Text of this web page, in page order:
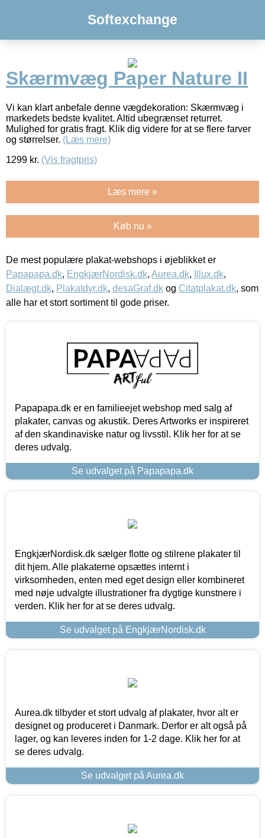
Softexchange
Skærmvæg Paper Nature II
Vi kan klart anbefale denne vægdekoration: Skærmvæg i
markedets bedste kvalitet. Altid ubegrænset returret.
Mulighed for gratis fragt. Klik dig videre for at se flere farver
og størrelser. (Læs mere)
1299 kr. (Vis fragtpris)
Læs mere »
Køb nu »
De mest populære plakat-webshops i øjeblikket er
Papapapa.dk, EngkjærNordisk.dk, Aurea.dk, Illux.dk,
Dialægt.dk, Plakatdyr.dk, desaGraf.dk og Citatplakat.dk, som
alle har et stort sortiment til gode priser.
Papapapa.dk er en familieejet webshop med salg af
plakater, canvas og akustik. Deres Artworks er inspireret
af den skandinaviske natur og livsstil. Klik her for at se
deres udvalg.
Se udvalget på Papapapa.dk
EngkjærNordisk.dk sælger flotte og stilrene plakater til
dit hjem. Alle plakaterne opsættes internt i
virksomheden, enten med eget design eller kombineret
med nøje udvalgte illustrationer fra dygtige kunstnere i
verden. Klik her for at se deres udvalg.
Se udvalget på EngkjærNordisk.dk
Aurea.dk tilbyder et stort udvalg af plakater, hvor alt er
designet og produceret i Danmark. Derfor er alt også på
lager, og kan leveres inden for 1-2 dage. Klik her for at
se deres udvalg.
Se udvalget på Aurea.dk